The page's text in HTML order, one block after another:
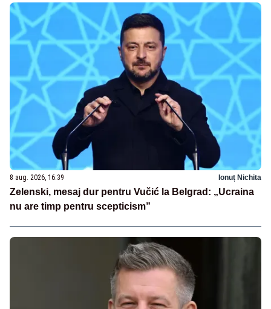
8 aug. 2026, 16:39 Ionuț Nichita
Zelenski, mesaj dur pentru Vučić la Belgrad: „Ucraina
nu are timp pentru scepticism”